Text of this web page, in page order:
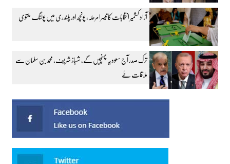
آزاد کشمیر انتخابات کا تیسرا مرحلہ، پونچھ اور پلندری میں پولنگ ملتوی
ترک صدر آج سعودیہ پہنچیں گے، شہباز شریف، محمد بن سلمان سے
ملاقات طے